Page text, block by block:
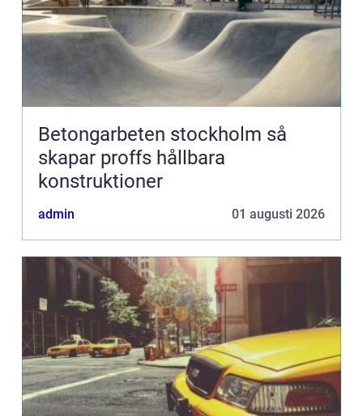
Betongarbeten stockholm så
skapar proffs hållbara
konstruktioner
admin 01 augusti 2026